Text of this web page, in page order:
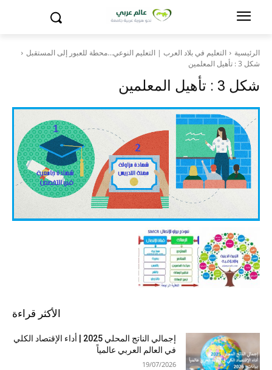
الرئيسية
التعليم في بلاد العرب | التعليم النوعي…محطة للعبور إلى المستقبل
شكل 3 : تأهيل المعلمين
شكل 3 : تأهيل المعلمين
الأكثر قراءة
إجمالي الناتج المحلي 2025 | أداء الإقتصاد الكلي
في العالم العربي عالمياً
19/07/2026